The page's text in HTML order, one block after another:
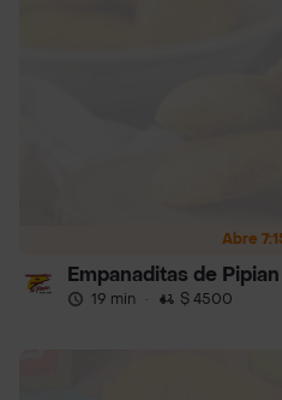
Abre
Empanaditas de
19 min · $ 4500